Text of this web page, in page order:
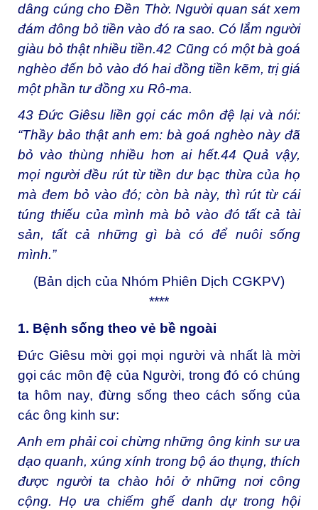
dâng cúng cho Đền Thờ. Người quan sát xem
đám đông bỏ tiền vào đó ra sao. Có lắm người
giàu bỏ thật nhiều tiền.42 Cũng có một bà goá
nghèo đến bỏ vào đó hai đồng tiền kẽm, trị giá
một phần tư đồng xu Rô-ma.
43 Đức Giêsu liền gọi các môn đệ lại và nói:
“Thầy bảo thật anh em: bà goá nghèo này đã
bỏ vào thùng nhiều hơn ai hết.44 Quả vậy,
mọi người đều rút từ tiền dư bạc thừa của họ
mà đem bỏ vào đó; còn bà này, thì rút từ cái
túng thiếu của mình mà bỏ vào đó tất cả tài
sản, tất cả những gì bà có để nuôi sống
mình.”
(Bản dịch của Nhóm Phiên Dịch CGKPV)
****
1. Bệnh sống theo vẻ bề ngoài
Đức Giêsu mời gọi mọi người và nhất là mời
gọi các môn đệ của Người, trong đó có chúng
ta hôm nay, đừng sống theo cách sống của
các ông kinh sư:
Anh em phải coi chừng những ông kinh sư ưa
dạo quanh, xúng xính trong bộ áo thụng, thích
được người ta chào hỏi ở những nơi công
cộng. Họ ưa chiếm ghế danh dự trong hội